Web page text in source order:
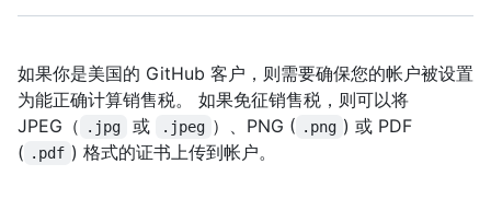
如果你是美国的 GitHub 客户，则需要确保您的帐户被设置
为能正确计算销售税。 如果免征销售税，则可以将
JPEG（
.jpg 或 .jpeg ）、PNG ( .png ) 或 PDF
( .pdf ) 格式的证书上传到帐户。